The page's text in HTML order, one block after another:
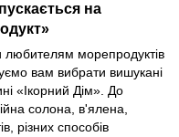
на
морепродуктів
вам вибрати вишукані
«Ікорний Дім». До
солона, в'ялена,
різних способів